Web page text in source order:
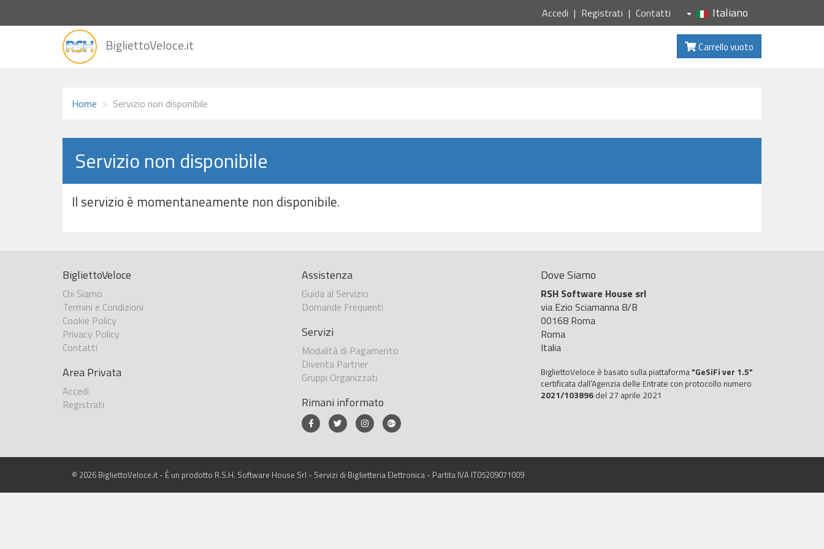
Accedi Registrati Contatti Italiano
alla
BigliettoVeloce.it Carrello vuoto
Home Servizio non disponibile
Servizio non disponibile
Il servizio è momentaneamente non disponibile.
BigliettoVeloce
Chi Siamo
Termini e Condizioni
Cookie Policy
Privacy Policy
Contatti
Area Privata
Accedi
Registrati
Assistenza
Guida al Servizio
Domande Frequenti
Servizi
Modalità di Pagamento
Diventa Partner
Gruppi Organizzati
Rimani informato
Dove Siamo
RSH Software House srl
via Ezio Sciamanna 8/B
00168 Roma
Roma
Italia
BigliettoVeloce è basato sulla piattaforma "GeSiFi ver 1.5"
certificata dall’Agenzia delle Entrate con protocollo numero
2021/103896 del 27 aprile 2021
© 2026 BigliettoVeloce.it - È un prodotto R.S.H. Software House Srl - Servizi di Biglietteria Elettronica - Partita IVA IT05209071009